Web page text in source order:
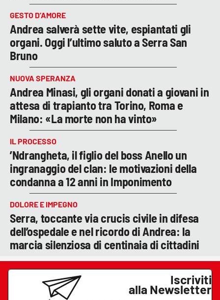
GESTO D’AMORE
Andrea salverà sette vite, espiantati gli
organi. Oggi l’ultimo saluto a Serra San
Bruno
NUOVA SPERANZA
Andrea Minasi, gli organi donati a giovani in
attesa di trapianto tra Torino, Roma e
Milano: «La morte non ha vinto»
IL PROCESSO
’Ndrangheta, il figlio del boss Anello un
ingranaggio del clan: le motivazioni della
condanna a 12 anni in Imponimento
DOLORE E IMPEGNO
Serra, toccante via crucis civile in difesa
dell’ospedale e nel ricordo di Andrea: la
marcia silenziosa di centinaia di cittadini
Iscriviti
alla Newsletter